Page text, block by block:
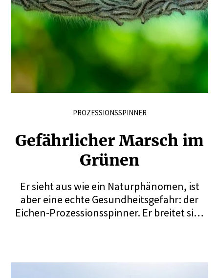
PROZESSIONSSPINNER
Gefähr­licher Marsch im
Grünen
Er sieht aus wie ein Naturphänomen, ist
aber eine echte Gesundheitsgefahr: der
Eichen-Prozessionsspinner. Er breitet sich